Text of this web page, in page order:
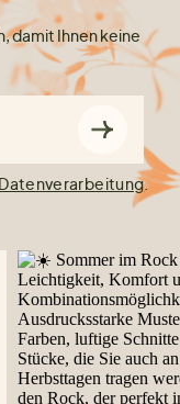
damit Ihnen keine
Datenverarbeitung.